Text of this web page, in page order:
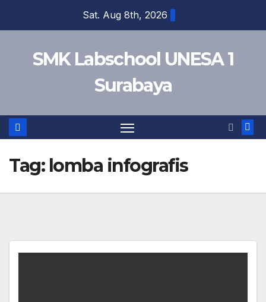
Sat. Aug 8th, 2026
SMK Labschool UNESA 1
Surabaya
Tag: lomba infografis